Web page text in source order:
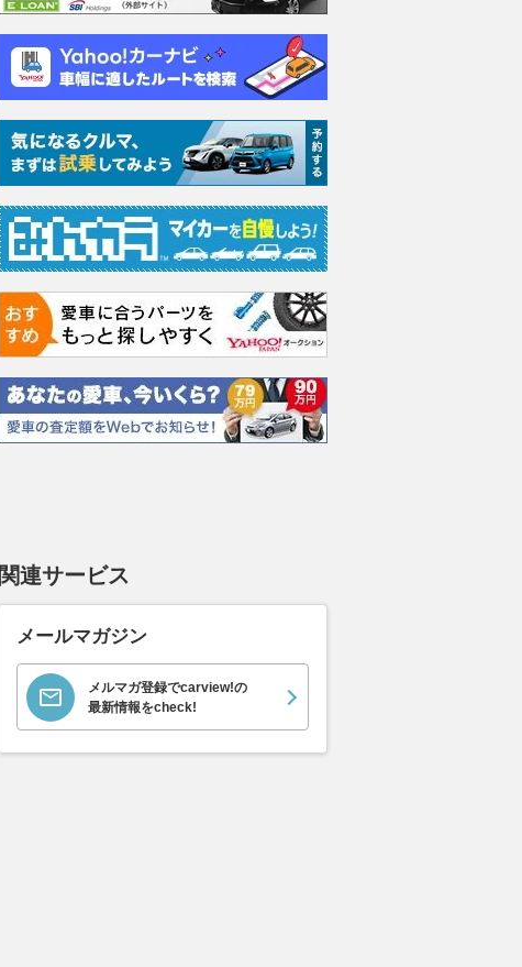
万円
1.5 Z
294
1.5 Z
関連サービス
メールマガジン
メルマガ登録でcarview!の
最新情報をcheck!